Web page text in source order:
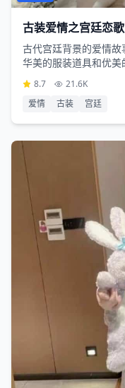
古装爱情之宫廷恋
古代宫廷背景的爱情故
华美的服装道具和优
8.7 21.6K
爱情
古装 宫廷